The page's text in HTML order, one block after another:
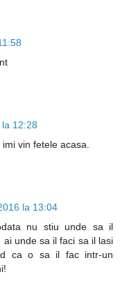
12:28
vin fetele acasa.
la 13:04
nu stiu unde sa il
unde sa il faci sa il lasi
ca o sa il fac intr-un